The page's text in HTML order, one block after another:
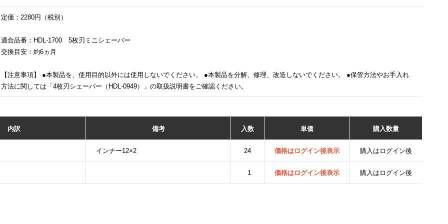
定価：2280円（税別）
適合品番：HDL-1700 5枚刃ミニシェーバー
交換目安：約6ヵ月
【注意事項】 ●本製品を、使用目的以外には使用しないでください。 ●本製品を分解、修理、改造しないでください。 ●保管方法やお手入れ
方法に関しては「4枚刃シェーバー（HDL-0949）」の取扱説明書をご確認ください。
内訳 備考 入数 単価 購入数量
インナー12×2 24 価格はログイン後表示 購入はログイン後
1 価格はログイン後表示 購入はログイン後